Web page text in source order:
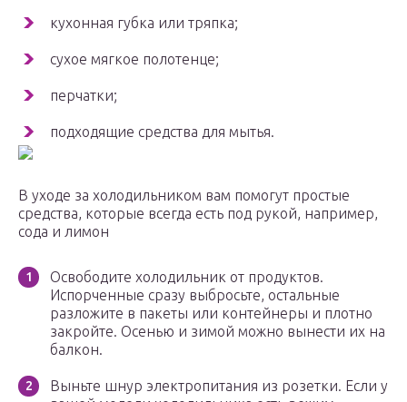
кухонная губка или тряпка;
сухое мягкое полотенце;
перчатки;
подходящие средства для мытья.
В уходе за холодильником вам помогут простые
средства, которые всегда есть под рукой, например,
сода и лимон
Освободите холодильник от продуктов.
Испорченные сразу выбросьте, остальные
разложите в пакеты или контейнеры и плотно
закройте. Осенью и зимой можно вынести их на
балкон.
Выньте шнур электропитания из розетки. Если у